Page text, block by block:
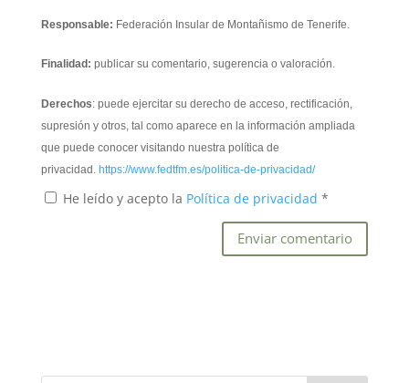
Responsable: Federación Insular de Montañismo de Tenerife.
Finalidad: publicar su comentario, sugerencia o valoración.
Derechos: puede ejercitar su derecho de acceso, rectificación,
supresión y otros, tal como aparece en la información ampliada
que puede conocer visitando nuestra política de
privacidad. https://www.fedtfm.es/politica-de-privacidad/
He leído y acepto la Política de privacidad *